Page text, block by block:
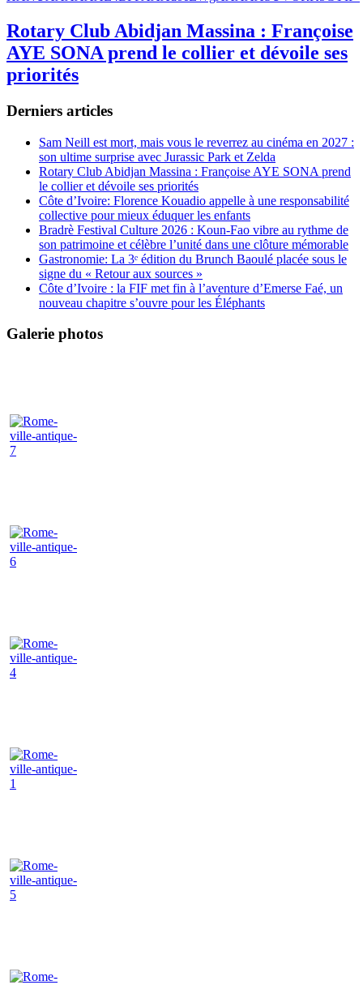
Rotary Club Abidjan Massina : Françoise
AYE SONA prend le collier et dévoile ses
priorités
Derniers articles
Sam Neill est mort, mais vous le reverrez au cinéma en 2027 :
son ultime surprise avec Jurassic Park et Zelda
Rotary Club Abidjan Massina : Françoise AYE SONA prend
le collier et dévoile ses priorités
Côte d’Ivoire: Florence Kouadio appelle à une responsabilité
collective pour mieux éduquer les enfants
Bradrè Festival Culture 2026 : Koun-Fao vibre au rythme de
son patrimoine et célèbre l’unité dans une clôture mémorable
Gastronomie: La 3ᵉ édition du Brunch Baoulé placée sous le
signe du « Retour aux sources »
Côte d’Ivoire : la FIF met fin à l’aventure d’Emerse Faé, un
nouveau chapitre s’ouvre pour les Éléphants
Galerie photos